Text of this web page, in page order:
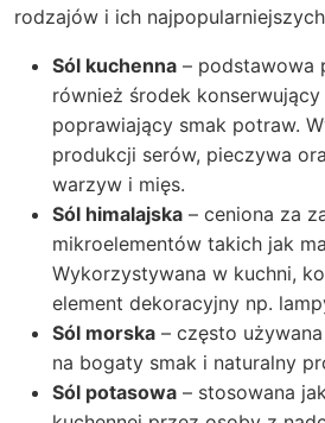
rodzajów i ich
Sól kuchenna – podstawowa
również środek
poprawiający smak potraw.
produkcji serów, pieczywa
warzyw i mięs.
Sól himalajska – ceniona za
mikroelementów takich jak
Wykorzystywana w kuchni,
element dekoracyjny np.
Sól morska – często
na bogaty smak i naturalny
Sól potasowa – stosowana